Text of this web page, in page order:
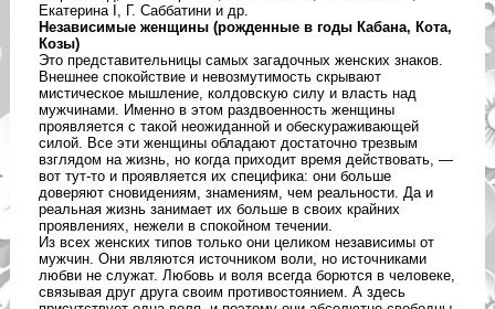
Екатерина I, Г. Саббатини и др.
Независимые женщины (рожденные в годы Кабана, Кота,
Козы)
Это представительницы самых загадочных женских знаков.
Внешнее спокойствие и невозмутимость скрывают
мистическое мышление, колдовскую силу и власть над
мужчинами. Именно в этом раздвоенность женщины
проявляется с такой неожиданной и обескураживающей
силой. Все эти женщины обладают достаточно трезвым
взглядом на жизнь, но когда приходит время действовать, —
вот тут-то и проявляется их специфика: они больше
доверяют сновидениям, знамениям, чем реальности. Да и
реальная жизнь занимает их больше в своих крайних
проявлениях, нежели в спокойном течении.
Из всех женских типов только они целиком независимы от
мужчин. Они являются источником воли, но источниками
любви не служат. Любовь и воля всегда борются в человеке,
связывая друг друга своим противостоянием. А здесь